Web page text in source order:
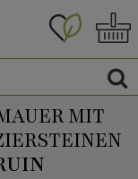
MIT